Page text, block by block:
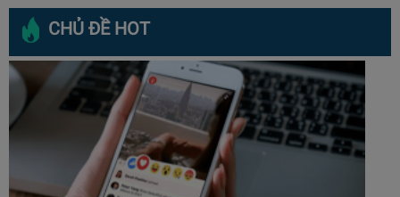
CHỦ ĐỀ HOT